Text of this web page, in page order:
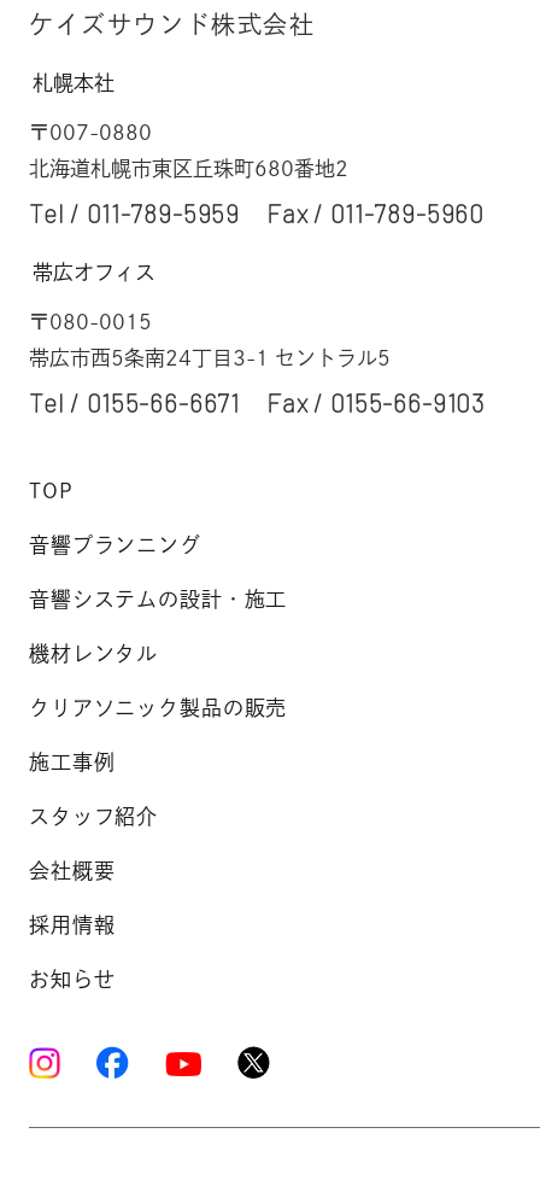
ケイズサウンド株式会社
札幌本社
〒007-0880
北海道札幌市東区丘珠町680番地2
Tel / 011-789-5959 Fax / 011-789-5960
帯広オフィス
〒080-0015
帯広市西5条南24丁目3-1 セントラル5
Tel / 0155-66-6671 Fax / 0155-66-9103
TOP
音響プランニング
音響システムの設計・施工
機材レンタル
クリアソニック製品の販売
施工事例
スタッフ紹介
会社概要
採用情報
お知らせ